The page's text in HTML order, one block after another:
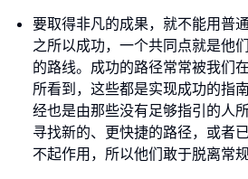
要取得非凡的成果，就不能用普
之所以成功，一个共同点就是他
的路线。成功的路径常常被我们
所看到，这些都是实现成功的指
经也是由那些没有足够指引的人
寻找新的、更快捷的路径，或者
不起作用，所以他们敢于脱离常规